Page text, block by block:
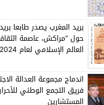
بريد المغرب يصدر طابعا
حول “مراكش، عاصمة
العالم الإسلامي لعام 2024”
اندماج مجموعة العدالة
فريق التجمع الوطني
المستشارين